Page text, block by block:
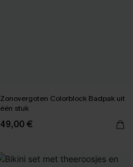
Zonovergoten Colorblock Badpak uit
één stuk
49,00 €